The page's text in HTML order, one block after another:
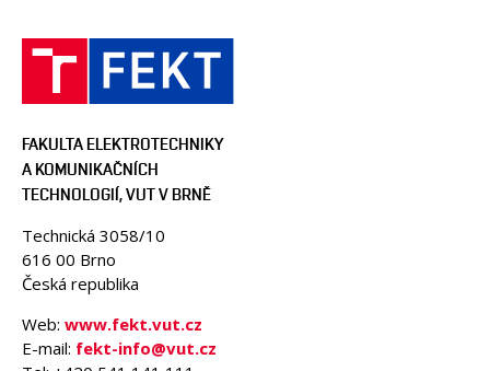
FAKULTA ELEKTROTECHNIKY
A KOMUNIKAČNÍCH
TECHNOLOGIÍ, VUT V BRNĚ
Technická 3058/10
616 00 Brno
Česká republika
Web: www.fekt.vut.cz
E-mail: fekt-info@vut.cz